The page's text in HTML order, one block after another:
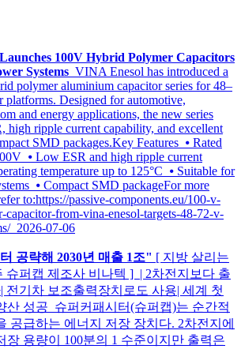
100V Hybrid Polymer Capacitors
Systems VINA Enesol has introduced a
polymer aluminium capacitor series for 48–
Designed for automotive,
and energy applications, the new series
high ripple current capability, and excellent
SMD packages.Key Features ⦁ Rated
⦁ Low ESR and high ripple current
temperature up to 125°C ⦁ Suitable for
⦁ Compact SMD packageFor more
to:https://passive-components.eu/100-v-
capacitor-from-vina-enesol-targets-48-72-v-
2026-07-06
공략해 2030년 매출 1조" [ 지방 살리는
슈퍼캡 제조사 비나텍 ] | 2차전지보다 출
전기차 보조출력장치로도 사용| 세계 첫
산 성공 슈퍼커패시터(슈퍼캡)는 순간적
공급하는 에너지 저장 장치다. 2차전지에
장 용량이 100분의 1 수준이지만 출력은